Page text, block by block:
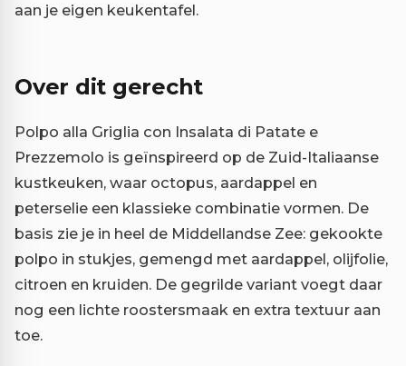
aan je eigen keukentafel.
Over dit gerecht
Polpo alla Griglia con Insalata di Patate e
Prezzemolo is geïnspireerd op de Zuid-Italiaanse
kustkeuken, waar octopus, aardappel en
peterselie een klassieke combinatie vormen. De
basis zie je in heel de Middellandse Zee: gekookte
polpo in stukjes, gemengd met aardappel, olijfolie,
citroen en kruiden. De gegrilde variant voegt daar
nog een lichte roostersmaak en extra textuur aan
toe.